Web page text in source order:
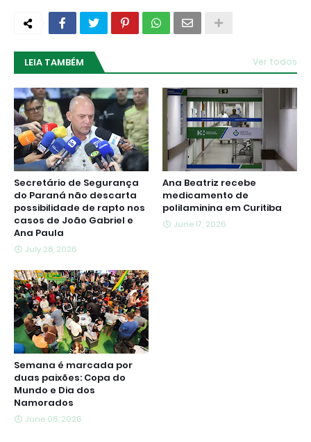
LEIA TAMBÉM Ver todos
Secretário de Segurança
do Paraná não descarta
possibilidade de rapto nos
casos de João Gabriel e
Ana Paula
July 28, 2026
Ana Beatriz recebe
medicamento de
polilaminina em Curitiba
June 17, 2026
Semana é marcada por
duas paixões: Copa do
Mundo e Dia dos
Namorados
June 08, 2026